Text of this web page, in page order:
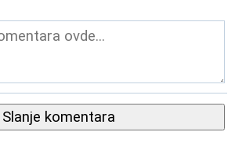
Slanje komentara